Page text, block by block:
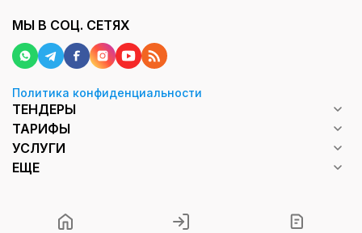
МЫ В СОЦ. СЕТЯХ
Политика конфиденциальности
ТЕНДЕРЫ
ТАРИФЫ
УСЛУГИ
ЕЩЕ